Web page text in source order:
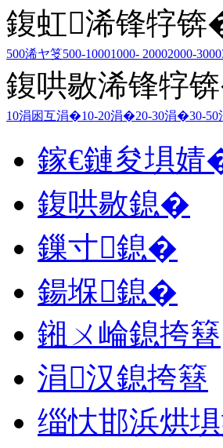
鍑虹浠锋牸
500浠ヤ笅500-10001000- 20002000-3000
鍑哄敭浠锋牸
10涓囦互涓�10-20涓�20-30涓�30-
鎵€鏈夋埧
鍑哄敭鎴�
鏁寸鎴�
鍚堢鎴�
鎺ㄨ崘鎴挎簮
涓汉鎴挎簮
缁忕邯浜烘